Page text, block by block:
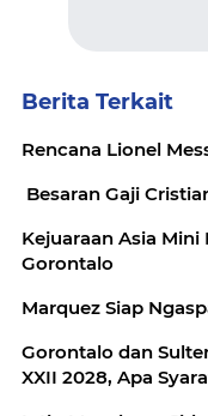
Berita Terkait
Rencana Lionel
Besaran Gaji
Kejuaraan Asia
Gorontalo
Marquez Siap
Gorontalo dan
XXII 2028, Apa